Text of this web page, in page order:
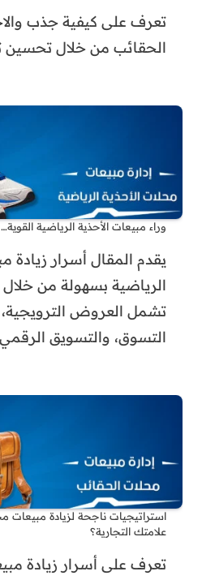
تعرف على كيفية جذب
الحقائب من خلال تحسين
وراء مبيعات الأحذية الرياضية القوية… 7 أسرار تسويقية
يقدم المقال أسرار زيادة
الرياضية بسهولة من
تشمل العروض
التسوق، والتسويق
استراتيجيات ناجحة لزيادة مبيعات
علامتك التجارية؟
تعرف على أسرار زيادة